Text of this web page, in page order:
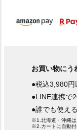
お買い物にう
●税込3,980
●LINE連携で
●誰でも使え
※1.北海道・沖縄
※2.カートに自動